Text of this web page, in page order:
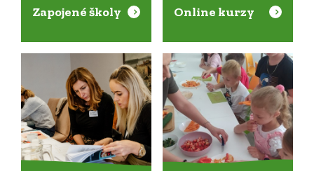
Zapojené školy Online kurzy